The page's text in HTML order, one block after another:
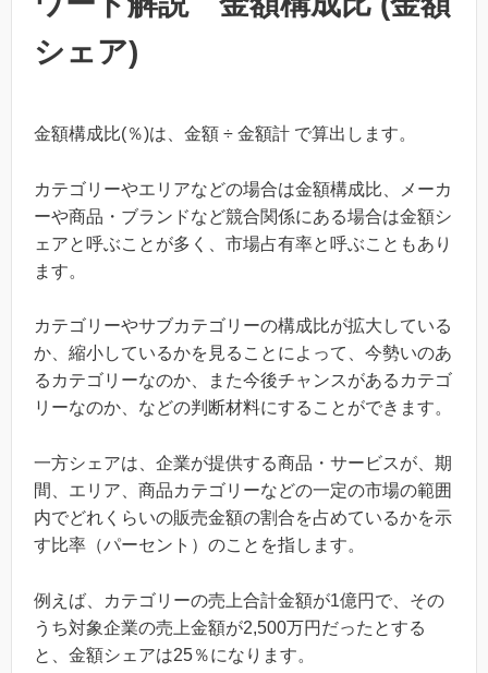
シェア)
金額構成比(％)は、金額 ÷ 金額計 で算出します。
カテゴリーやエリアなどの場合は金額構成比、メーカ
ーや商品・ブランドなど競合関係にある場合は金額シ
ェアと呼ぶことが多く、市場占有率と呼ぶこともあり
ます。
カテゴリーやサブカテゴリーの構成比が拡大している
か、縮小しているかを見ることによって、今勢いのあ
るカテゴリーなのか、また今後チャンスがあるカテゴ
リーなのか、などの判断材料にすることができます。
一方シェアは、企業が提供する商品・サービスが、期
間、エリア、商品カテゴリーなどの一定の市場の範囲
内でどれくらいの販売金額の割合を占めているかを示
す比率（パーセント）のことを指します。
例えば、カテゴリーの売上合計金額が1億円で、その
うち対象企業の売上金額が2,500万円だったとする
と、金額シェアは25％になります。